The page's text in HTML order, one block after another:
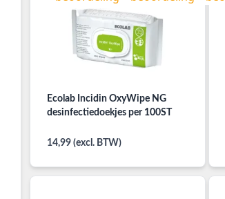
Ecolab Incidin OxyWipe NG
desinfectiedoekjes per 100ST
14,99 (excl. BTW)